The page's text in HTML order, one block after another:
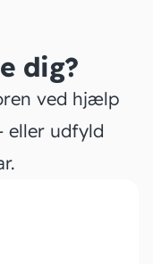
dig?
ved hjælp
eller udfyld